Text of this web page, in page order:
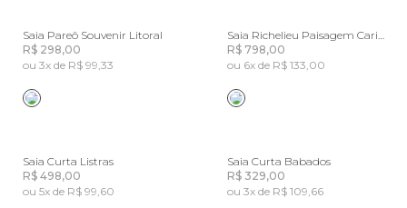
Saia Pareô Souvenir Litoral
R$ 298,00
ou 3x de R$ 99,33
Saia Richelieu Paisagem Carioca
R$ 798,00
ou 6x de R$ 133,00
Saia Curta Listras
R$ 498,00
ou 5x de R$ 99,60
Saia Curta Babados
R$ 329,00
ou 3x de R$ 109,66